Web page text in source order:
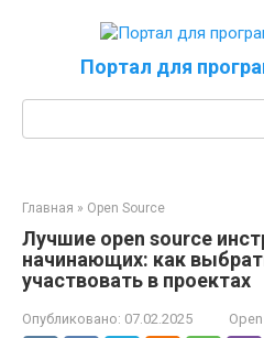
Портал для
Главная » Open Source
Лучшие open source
начинающих: как
участвовать в проектах
Опубликовано: 07.02.2025